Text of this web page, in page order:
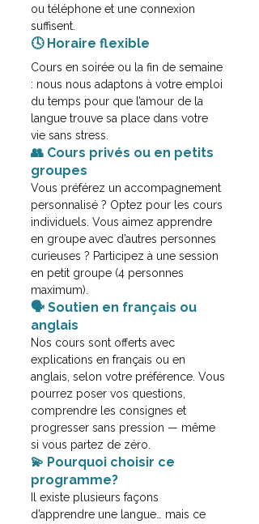
ou téléphone et une connexion
suffisent.
🕓 Horaire flexible
Cours en soirée ou la fin de semaine
: nous nous adaptons à votre emploi
du temps pour que l’amour de la
langue trouve sa place dans votre
vie sans stress.
👥 Cours privés ou en petits
groupes
Vous préférez un accompagnement
personnalisé ? Optez pour les cours
individuels. Vous aimez apprendre
en groupe avec d’autres personnes
curieuses ? Participez à une session
en petit groupe (4 personnes
maximum).
🗣️ Soutien en français ou
anglais
Nos cours sont offerts avec
explications en français ou en
anglais, selon votre préférence. Vous
pourrez poser vos questions,
comprendre les consignes et
progresser sans pression — même
si vous partez de zéro.
💫 Pourquoi choisir ce
programme?
Il existe plusieurs façons
d’apprendre une langue… mais ce